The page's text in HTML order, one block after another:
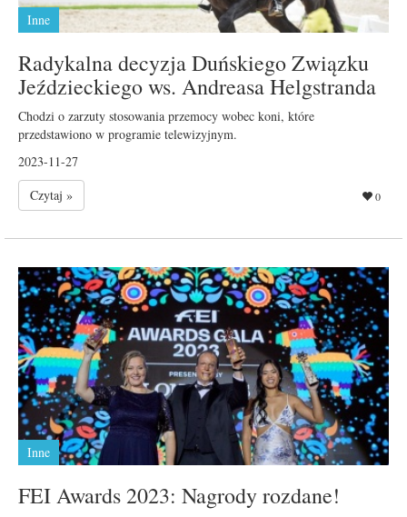
Inne
Radykalna decyzja Duńskiego Związku
Jeździeckiego ws. Andreasa Helgstranda
Chodzi o zarzuty stosowania przemocy wobec koni, które
przedstawiono w programie telewizyjnym.
2023-11-27
Czytaj »
0
Inne
FEI Awards 2023: Nagrody rozdane!